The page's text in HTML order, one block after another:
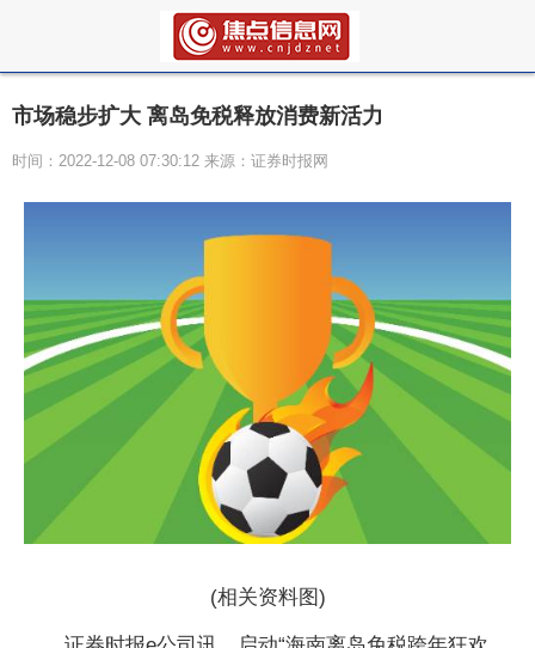
市场稳步扩大 离岛免税释放消费新活力
时间：2022-12-08 07:30:12 来源：证券时报网
(相关资料图)